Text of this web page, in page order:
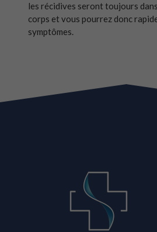
les récidives seront toujours
corps et vous pourrez donc
symptômes.